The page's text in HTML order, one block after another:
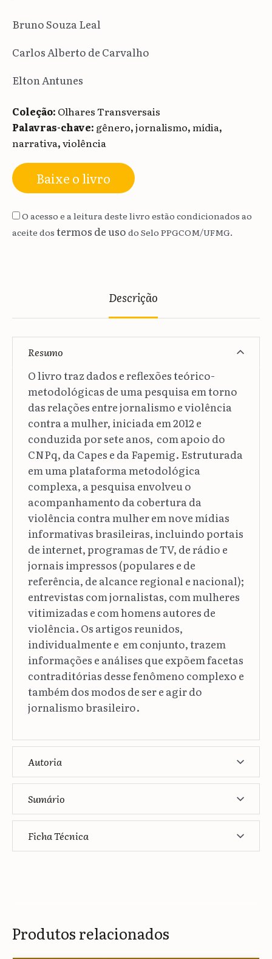
Bruno Souza Leal
Carlos Alberto de Carvalho
Elton Antunes
Coleção: Olhares Transversais
Palavras-chave: gênero,jornalismo,mídia,
narrativa,violência
Baixe o livro
O acesso e a leitura deste livro estão condicionados ao
aceite dos termos de uso do Selo PPGCOM/UFMG.
Descrição
Resumo
O livro traz dados e reflexões teórico-
metodológicas de uma pesquisa em torno
das relações entre jornalismo e violência
contra a mulher, iniciada em 2012 e
conduzida por sete anos, com apoio do
CNPq, da Capes e da Fapemig. Estruturada
em uma plataforma metodológica
complexa, a pesquisa envolveu o
acompanhamento da cobertura da
violência contra mulher em nove mídias
informativas brasileiras, incluindo portais
de internet, programas de TV, de rádio e
jornais impressos (populares e de
referência, de alcance regional e nacional);
entrevistas com jornalistas, com mulheres
vitimizadas e com homens autores de
violência. Os artigos reunidos,
individualmente e em conjunto, trazem
informações e análises que expõem facetas
contraditórias desse fenômeno complexo e
também dos modos de ser e agir do
jornalismo brasileiro.
Autoria
Sumário
Ficha Técnica
Produtos relacionados